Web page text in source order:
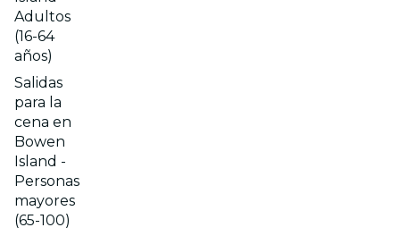
Adultos
(16-64
años)
Salidas
para la
cena en
Bowen
Island -
Personas
mayores
(65-100)